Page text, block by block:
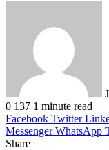
0 137 1 minute read
Facebook Twitter
Messenger WhatsApp
Share